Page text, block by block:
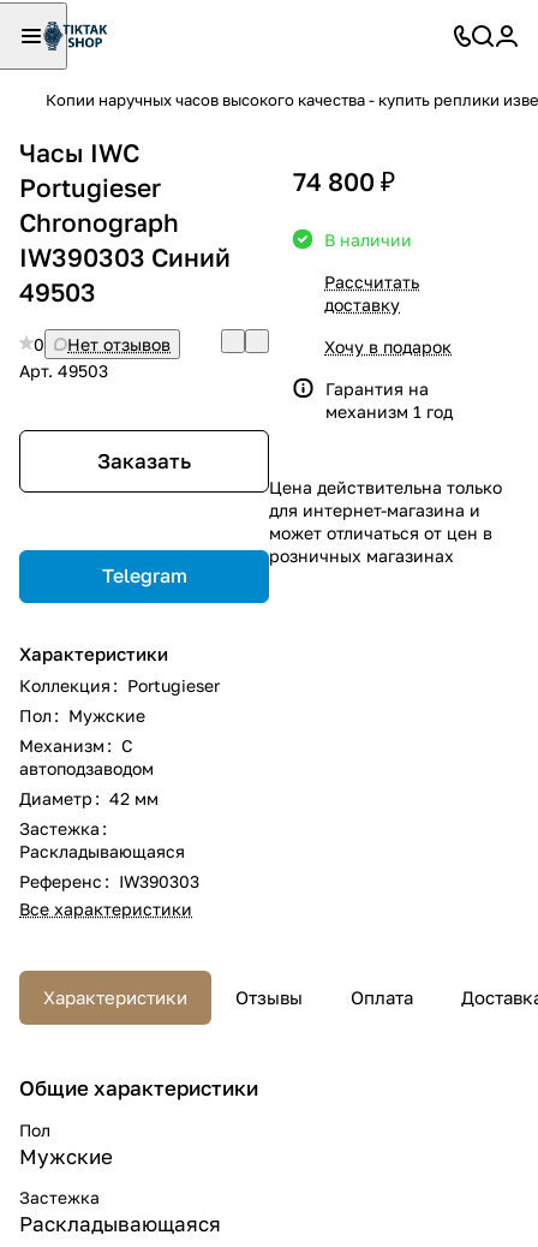
Копии наручных часов высокого качества - купить реплики
Часы IWC
Portugieser
Chronograph
IW390303 Синий
49503
0
Нет отзывов
Арт. 49503
Заказать
Telegram
Характеристики
Коллекция : Portugieser
Пол : Мужские
Механизм : С
автоподзаводом
Диаметр : 42 мм
Застежка :
Раскладывающаяся
Референс : IW390303
Все характеристики
74 800 ₽
В наличии
Рассчитать
доставку
Хочу в подарок
Гарантия на
механизм 1 год
Цена действительна только
для интернет-магазина и
может отличаться от цен в
розничных магазинах
Характеристики Отзывы Оплата
Общие характеристики
Пол
Мужские
Застежка
Раскладывающаяся